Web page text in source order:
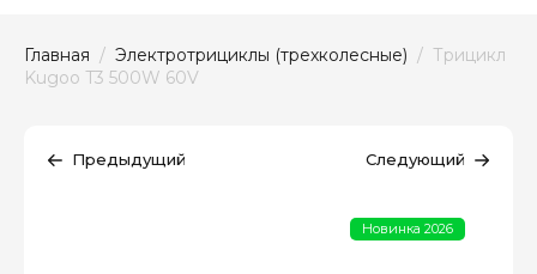
Главная / Электротрициклы (трехколесные) /  Трицикл
Kugoo T3 500W 60V
Предыдущий Следующий
Новинка 2026